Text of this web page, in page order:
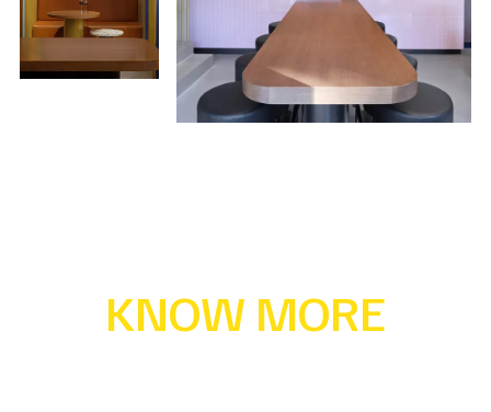
KNOW MORE